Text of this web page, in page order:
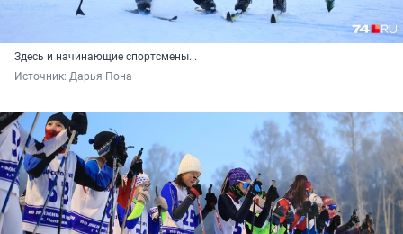
Здесь и начинающие спортсмены...
Источник: Дарья Пона